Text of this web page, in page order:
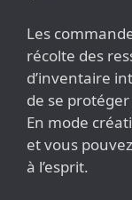
Les
récolte des
d’inventaire
de se
En mode
et vous
à l’esprit.